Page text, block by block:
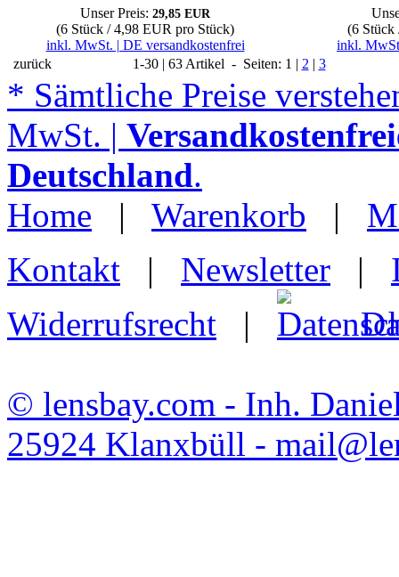
Unser Preis: 29,85 EUR
(6 Stück / 4,98 EUR pro Stück)
inkl. MwSt. | DE versandkostenfrei
(6 Stück
inkl.
zurück
1-30 | 63 Artikel - Seiten: 1 | 2 | 3
* Sämtliche Preise
MwSt. |
Deutschland.
Home | Warenkorb |
Kontakt | Newsletter |
Widerrufsrecht |
© lensbay.com - Inh.
25924 Klanxbüll -